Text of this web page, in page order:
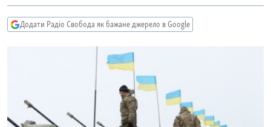
УКРАЇНА
СХЕМИ
МУЛЬТИМЕДІА
ФОТО
Додати Радіо Свобода як бажане джерело в Google